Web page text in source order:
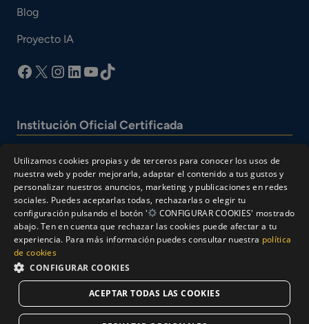
Blog
Proyecto IA
facebook
X Instagram
LinkedIn
YouTube
TikTok
Institución Oficial Certificada
Aviso Legal
Política de Cookies
Utilizamos cookies propias y de terceros para conocer los usos de
nuestra web y poder mejorarla, adaptar el contenido a tus gustos y
personalizar nuestros anuncios, marketing y publicaciones en redes
sociales. Puedes aceptarlas todas, rechazarlas o elegir tu
configuración pulsando el botón '
CONFIGURAR COOKIES' mostrado
abajo. Ten en cuenta que rechazar las cookies puede afectar a tu
experiencia. Para más información puedes consultar nuestra política
de cookies
CONFIGURAR COOKIES
ACEPTAR TODAS LAS COOKIES